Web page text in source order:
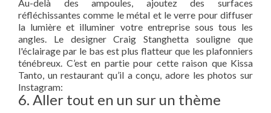
Au-delà des ampoules, ajoutez des surfaces
réfléchissantes comme le métal et le verre pour diffuser
la lumière et illuminer votre entreprise sous tous les
angles. Le designer Craig Stanghetta souligne que
l'éclairage par le bas est plus flatteur que les plafonniers
ténébreux. C’est en partie pour cette raison que Kissa
Tanto, un restaurant qu’il a conçu, adore les photos sur
Instagram:
6. Aller tout en un sur un thème